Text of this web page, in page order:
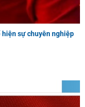
sự chuyên nghiệp